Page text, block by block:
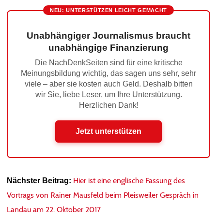
NEU: UNTERSTÜTZEN LEICHT GEMACHT
Unabhängiger Journalismus braucht
unabhängige Finanzierung
Die NachDenkSeiten sind für eine kritische
Meinungsbildung wichtig, das sagen uns sehr, sehr
viele – aber sie kosten auch Geld. Deshalb bitten
wir Sie, liebe Leser, um Ihre Unterstützung.
Herzlichen Dank!
Jetzt unterstützen
Nächster Beitrag: Hier ist eine englische Fassung des
Vortrags von Rainer Mausfeld beim Pleisweiler Gespräch in
Landau am 22. Oktober 2017